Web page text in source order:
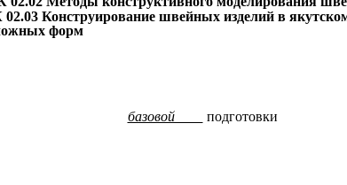
швейных изделий в якутском
форм
базовой подготовки